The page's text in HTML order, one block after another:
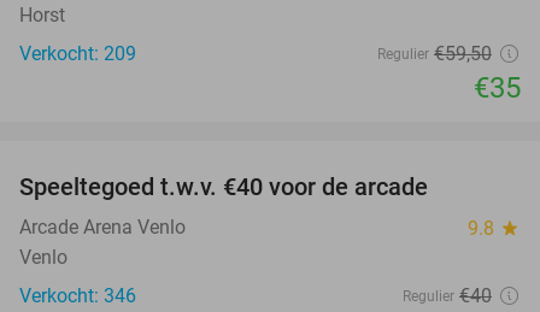
Horst
Verkocht: 209
Regulier €59,50
€35
Speeltegoed t.w.v. €40 voor de arcade
Arcade Arena Venlo 9.8 star
Venlo
Verkocht: 346
Regulier €40